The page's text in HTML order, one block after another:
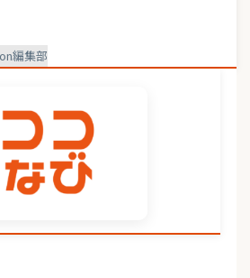
編集部